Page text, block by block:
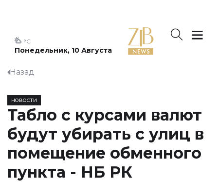
Понедельник, 10 Августа
°C
Назад
НОВОСТИ
Табло с курсами валют
будут убирать с улиц в
помещение обменного
пункта - НБ РК